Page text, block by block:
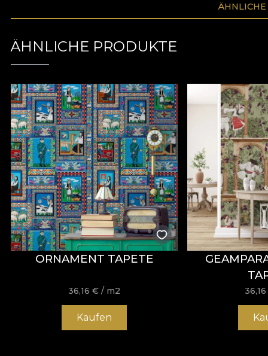
ÄHNLICHE PRODUKTE
ORNAMENT TAPETE
36,16€ / m2
Kaufen